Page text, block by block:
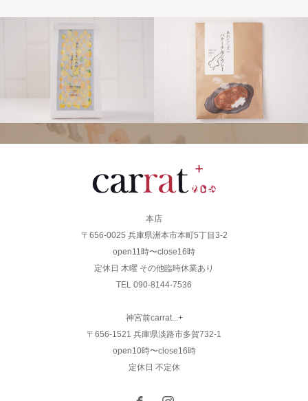
本店
〒656-0025 兵庫県洲本市本町5丁目3-2
open11時〜close16時
定休日 木曜 その他臨時休業あり
TEL 090-8144-7536
神宮前carrat...+
〒656-1521 兵庫県淡路市多賀732-1
open10時〜close16時
定休日 不定休